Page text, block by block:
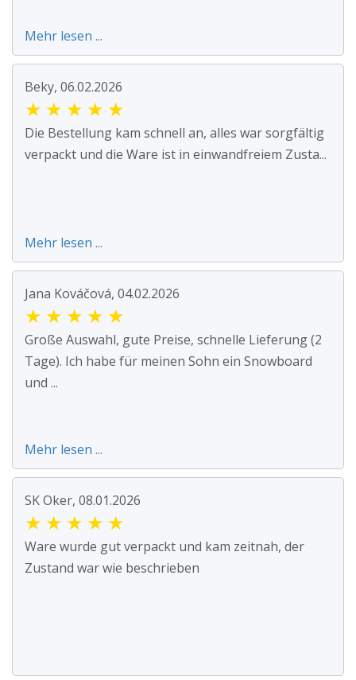
Mehr lesen ...
Beky, 06.02.2026
★ ★ ★ ★ ★
Die Bestellung kam schnell an, alles war sorgfältig
verpackt und die Ware ist in einwandfreiem Zusta...
Mehr lesen ...
Jana Kováčová, 04.02.2026
★ ★ ★ ★ ★
Große Auswahl, gute Preise, schnelle Lieferung (2
Tage). Ich habe für meinen Sohn ein Snowboard
und ...
Mehr lesen ...
SK Oker, 08.01.2026
★ ★ ★ ★ ★
Ware wurde gut verpackt und kam zeitnah, der
Zustand war wie beschrieben